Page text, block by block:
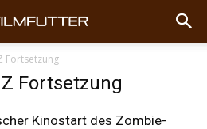
Fortsetzung
Fortsetzung
Kinostart des Zombie-